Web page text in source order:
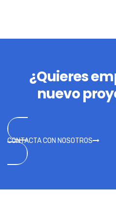
¿Quieres
nuevo
CONTACTA CON NOSOTROS